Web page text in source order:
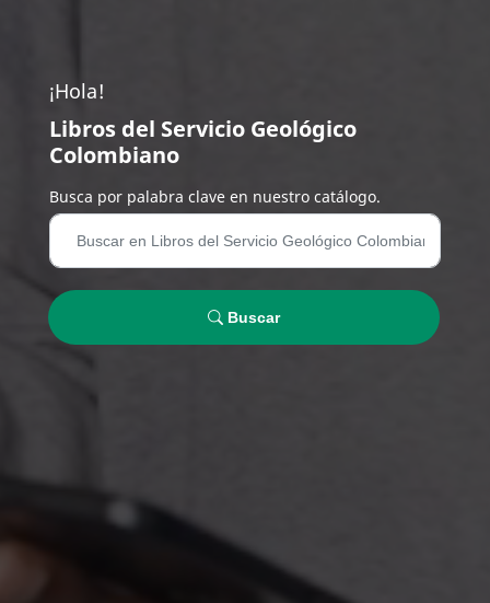
¡Hola!
Libros del Servicio Geológico
Colombiano
Busca por palabra clave en nuestro catálogo.
Buscar